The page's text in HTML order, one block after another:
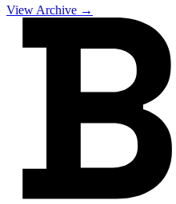
View Archive →